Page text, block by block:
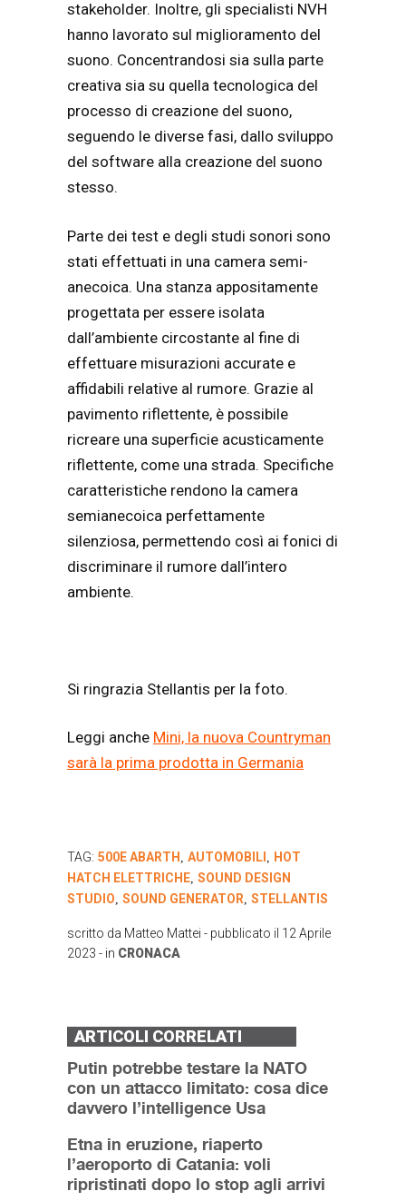
stakeholder. Inoltre, gli specialisti NVH
hanno lavorato sul miglioramento del
suono. Concentrandosi sia sulla parte
creativa sia su quella tecnologica del
processo di creazione del suono,
seguendo le diverse fasi, dallo sviluppo
del software alla creazione del suono
stesso.
Parte dei test e degli studi sonori sono
stati effettuati in una camera semi-
anecoica. Una stanza appositamente
progettata per essere isolata
dall’ambiente circostante al fine di
effettuare misurazioni accurate e
affidabili relative al rumore. Grazie al
pavimento riflettente, è possibile
ricreare una superficie acusticamente
riflettente, come una strada. Specifiche
caratteristiche rendono la camera
semianecoica perfettamente
silenziosa, permettendo così ai fonici di
discriminare il rumore dall’intero
ambiente.
Si ringrazia Stellantis per la foto.
Leggi anche Mini, la nuova Countryman
sarà la prima prodotta in Germania
TAG: 500E ABARTH , AUTOMOBILI , HOT
HATCH ELETTRICHE, SOUND DESIGN
STUDIO, SOUND GENERATOR, STELLANTIS
scritto da Matteo Mattei - pubblicato il 12 Aprile
2023 - in CRONACA
ARTICOLI CORRELATI
Putin potrebbe testare la NATO
con un attacco limitato: cosa dice
davvero l’intelligence Usa
Etna in eruzione, riaperto
l’aeroporto di Catania: voli
ripristinati dopo lo stop agli arrivi